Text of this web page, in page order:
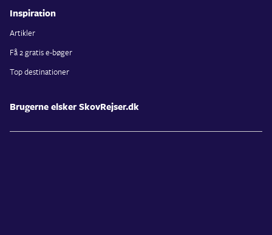
Inspiration
Artikler
Få 2 gratis e-bøger
Top destinationer
Brugerne elsker SkovRejser.dk